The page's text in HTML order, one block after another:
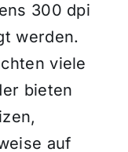
300 dpi
werden.
viele
bieten
auf